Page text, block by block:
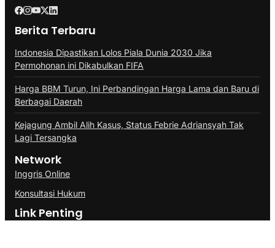
Berita Terbaru
Indonesia Dipastikan Lolos Piala Dunia 2030 Jika
Permohonan ini Dikabulkan FIFA
Harga BBM Turun, Ini Perbandingan Harga Lama dan Baru di
Berbagai Daerah
Kejagung Ambil Alih Kasus, Status Febrie Adriansyah Tak
Lagi Tersangka
Network
Inggris Online
Konsultasi Hukum
Link Penting